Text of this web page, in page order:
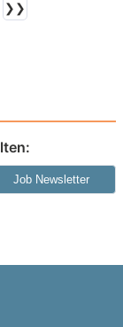
❯❯
Job Newsletter